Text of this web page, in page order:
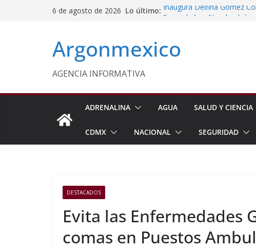
6 de agosto de 2026 Lo último: Inaugura Delfina Gómez
Monreal Llama a Cerrar
Laura Itzel Impulsa
Importaciones de gas
Argonmexico
AGENCIA INFORMATIVA
ADRENALINA AGUA SALUD Y CIENCIA
CDMX NACIONAL SEGURIDAD
DESTACADOS
Evita las Enfermedades
comas en Puestos